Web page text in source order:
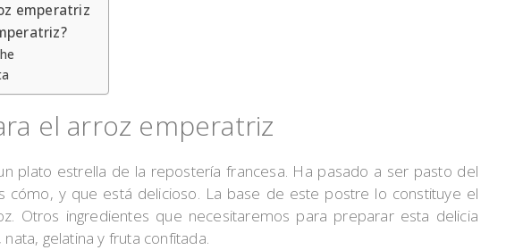
emperatriz
el arroz emperatriz
plato estrella de la repostería francesa. Ha pasado a ser pasto del
cómo, y que está delicioso. La base de este postre lo constituye el
Otros ingredientes que necesitaremos para preparar esta delicia
gelatina y fruta confitada.